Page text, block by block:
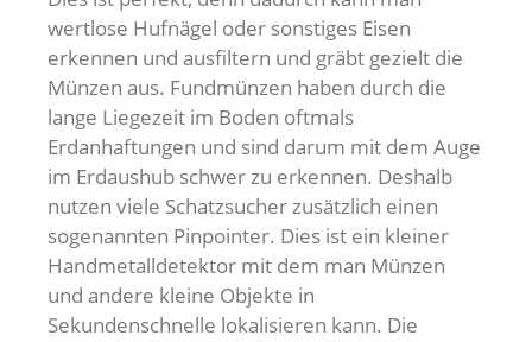
wertlose Hufnägel oder sonstiges Eisen
erkennen und ausfiltern und gräbt gezielt die
Münzen aus. Fundmünzen haben durch die
lange Liegezeit im Boden oftmals
Erdanhaftungen und sind darum mit dem Auge
im Erdaushub schwer zu erkennen. Deshalb
nutzen viele Schatzsucher zusätzlich einen
sogenannten Pinpointer. Dies ist ein kleiner
Handmetalldetektor mit dem man Münzen
und andere kleine Objekte in
Sekundenschnelle lokalisieren kann. Die